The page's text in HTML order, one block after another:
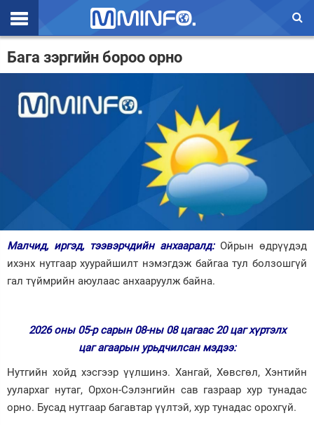
Эхлэл
Валют ханш
Нийгэм
Дэлхий
Зурхай
Бага зэргийн бороо орно
Малчид, иргэд, тээвэрчдийн анхааралд: Ойрын өдрүүдэд
ихэнх нутгаар хуурайшилт нэмэгдэж байгаа тул болзошгүй
гал түймрийн аюулаас анхааруулж байна.
2026 оны 05-р сарын 08-ны 08 цагаас 20 цаг хүртэлх
цаг агаарын урьдчилсан мэдээ:
Нутгийн хойд хэсгээр үүлшинэ. Хангай, Хөвсгөл, Хэнтийн
уулархаг нутаг, Орхон-Сэлэнгийн сав газраар хур тунадас
орно. Бусад нутгаар багавтар үүлтэй, хур тунадас орохгүй.